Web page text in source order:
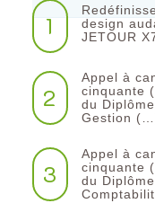
1
design
JETOUR
2
Appel à
cinquante
du
Gestion
3
Appel à
cinquante
du